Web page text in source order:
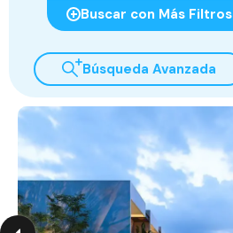
Buscar con Más Filtros
Búsqueda Avanzada